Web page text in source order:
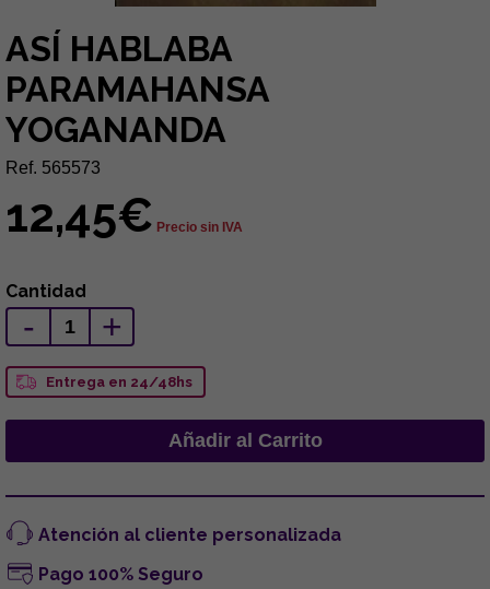
ASÍ HABLABA
PARAMAHANSA
YOGANANDA
Ref. 565573
12,45€ Precio sin IVA
Cantidad
- +
Entrega en 24/48hs
Atención al cliente personalizada
Pago 100% Seguro